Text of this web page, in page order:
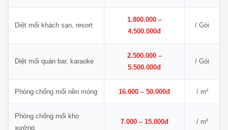
Diệt mối khách sạn, resort
1.800.000 –
4.500.000đ
/ Gói
Diệt mối quán bar, karaoke
2.500.000 –
5.500.000đ
/ Gói
Phòng chống mối nền móng 16.000 – 50.000đ / m²
Phòng chống mối kho
xưởng
7.000 – 15.000đ / m²